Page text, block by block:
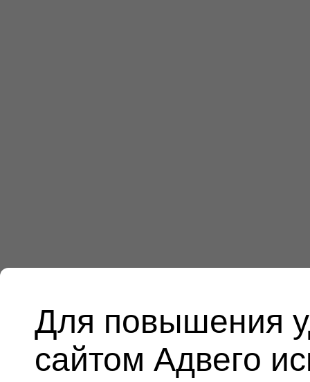
Для повышения
сайтом Адвего